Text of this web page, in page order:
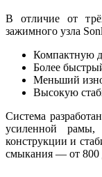
В отличие от
зажимного узла
Компактную
Более
Меньший
Высокую
Система
усиленной рамы,
конструкции и
смыкания — от 800